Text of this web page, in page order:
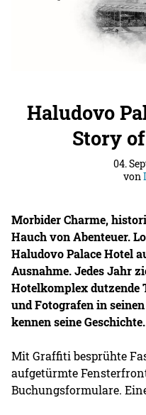
Haludovo
Story
04.
von
Morbider Charme,
Hauch von Abenteuer.
Haludovo Palace Hotel
Ausnahme. Jedes Jahr
Hotelkomplex dutzende
und Fotografen in
kennen seine Geschichte.
Mit Graffiti besprühte
aufgetürmte
Buchungsformulare.